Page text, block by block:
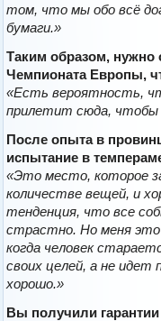
том, что мы обо всё
бумаги.»
Таким образом,
Чемпионата Европы,
«Есть вероятность,
прилетит сюда, чтобы
После опыта в
испытание в
«Это место, которое
количестве вещей, и
тенденция, что все
страстно. Но меня это
когда человек
своих целей, а не идет
хорошо.»
Вы получили гарантии